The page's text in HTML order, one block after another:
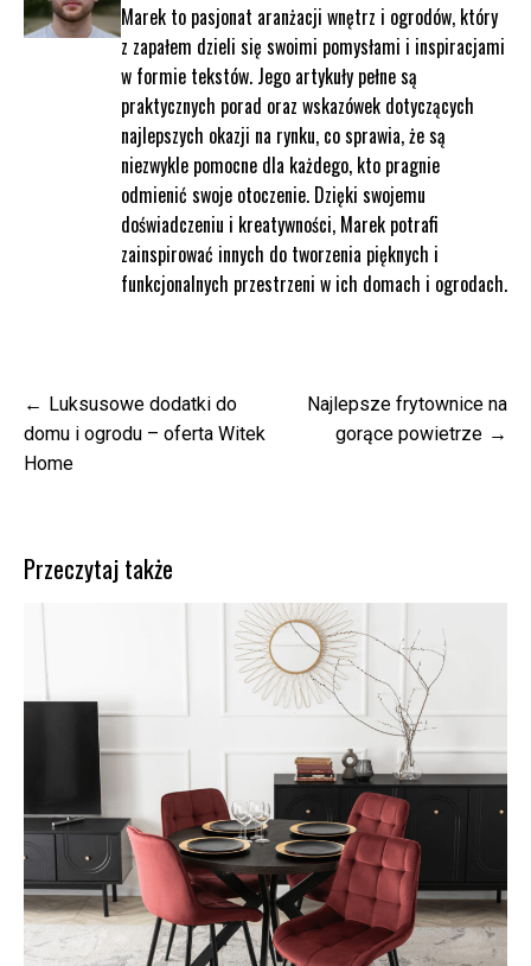
Marek to pasjonat aranżacji wnętrz i ogrodów, który
z zapałem dzieli się swoimi pomysłami i inspiracjami
w formie tekstów. Jego artykuły pełne są
praktycznych porad oraz wskazówek dotyczących
najlepszych okazji na rynku, co sprawia, że są
niezwykle pomocne dla każdego, kto pragnie
odmienić swoje otoczenie. Dzięki swojemu
doświadczeniu i kreatywności, Marek potrafi
zainspirować innych do tworzenia pięknych i
funkcjonalnych przestrzeni w ich domach i ogrodach.
Nawigacja
wpisu
Luksusowe dodatki do
domu i ogrodu – oferta Witek
Home
Najlepsze frytownice na
gorące powietrze
Przeczytaj także